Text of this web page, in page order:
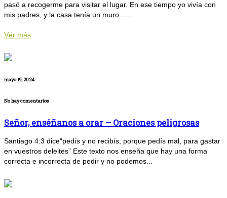
pasó a recogerme para visitar el lugar. En ese tiempo yo vivía con
mis padres, y la casa tenía un muro......
Vér más
mayo 19, 2024
No hay comentarios
Señor, enséñanos a orar – Oraciones peligrosas
Santiago 4:3 dice“pedís y no recibís, porque pedís mal, para gastar
en vuestros deleites” Este texto nos enseña que hay una forma
correcta e incorrecta de pedir y no podemos...